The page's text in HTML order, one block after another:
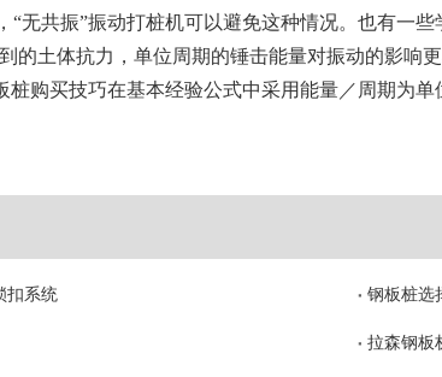
无共振”振动打桩机可以避免这种情况。也有一些
的土体抗力，单位周期的锤击能量对振动的影响
桩购买技巧在基本经验公式中采用能量／周期为单
扣系统 钢板桩选
拉森钢板